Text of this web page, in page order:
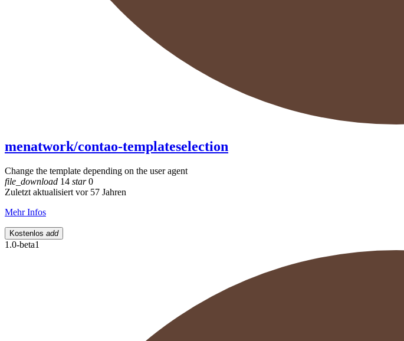
menatwork/contao-templateselection
Change the template depending on the user agent
file_download 14 star0
Zuletzt aktualisiert vor 57 Jahren
Mehr Infos
Kostenlos add
1.0-beta1